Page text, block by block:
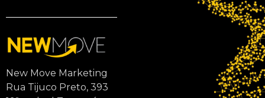
New Move Marketing
Rua Tijuco Preto, 393